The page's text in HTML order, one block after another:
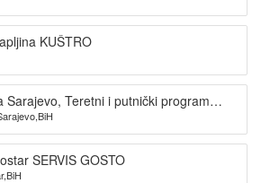
KUŠTRO
Sarajevo, Teretni i putnički program
SERVIS GOSTO